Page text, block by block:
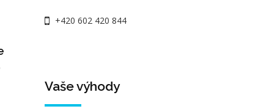
+420 602 420 844
Vaše výhody